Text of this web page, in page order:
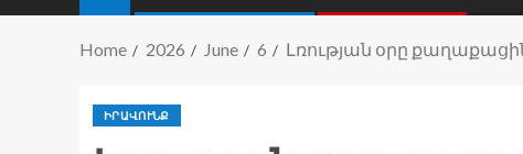
Home 2026 June 6 Լռության օրը
ԻՐԱՎՈՒՆՔ